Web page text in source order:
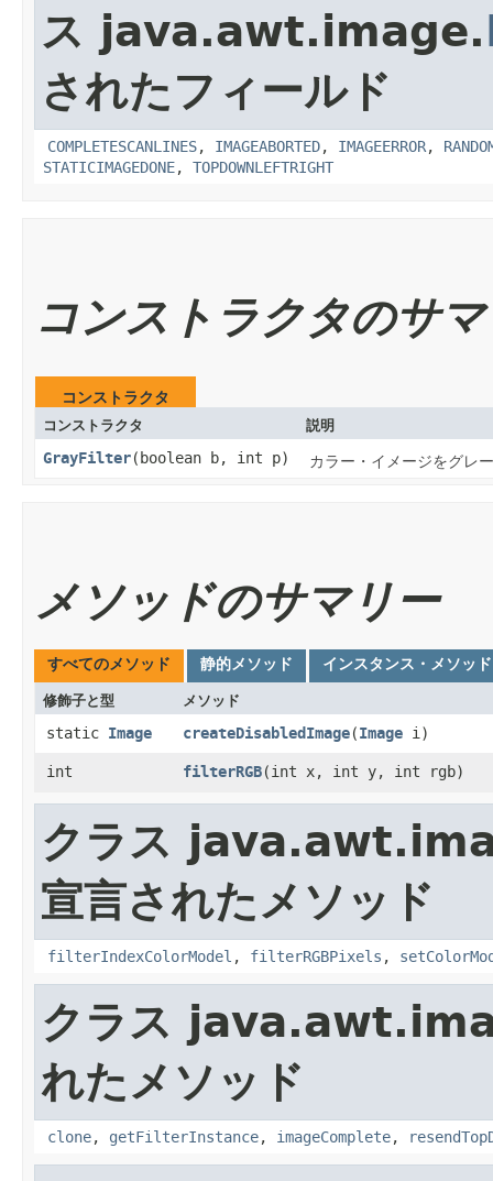
ス java.awt.image.
されたフィールド
COMPLETESCANLINES, IMAGEABORTED, IMAGEERROR,
STATICIMAGEDONE, TOPDOWNLEFTRIGHT
コンストラクタのサ
コンストラクタ
コンストラクタ 説明
GrayFilter​(boolean b, int p) カラー・イメージをグレ
メソッドのサマリー
すべてのメソッド 静的メソッド インスタンス・メソッド
修飾子と型 メソッド
static Image createDisabledImage​(Image i)
int filterRGB​(int x, int y, int rgb)
クラス
宣言されたメソッド
filterIndexColorModel , filterRGBPixels ,
クラス
れたメソッド
clone, getFilterInstance, imageComplete,